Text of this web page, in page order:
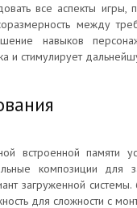
все аспекты
между
навыков
и стимулирует
встроенной памяти
композиции для
загруженной системы.
для сложности с